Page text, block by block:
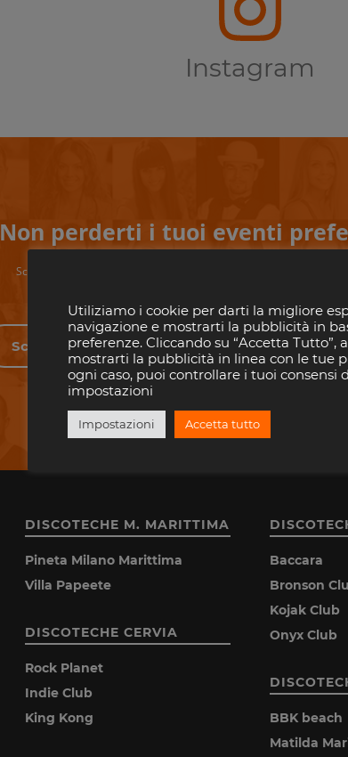
Instagram
Non perderti i tuoi eventi
Scrivi il tuo indirizzo email per rimanere aggiornato con gli eventi
Consenti a Riviera Disco di salvare la
DISCOTECHE M. MARITTIMA
Pineta Milano Marittima
Villa Papeete
DISCOTECHE CERVIA
Rock Planet
Indie Club
King Kong
Baccara
Bronson
Kojak Club
Onyx Club
BBK beach
Matilda
Utiliziamo i cookie per darti la migliore
navigazione e mostrarti la pubblicità in
preferenze. Cliccando su “Accetta Tutto”,
mostrarti la pubblicità in linea con le tue
ogni caso, puoi controllare i tuoi consensi
impostazioni
Impostazioni Accetta tutto